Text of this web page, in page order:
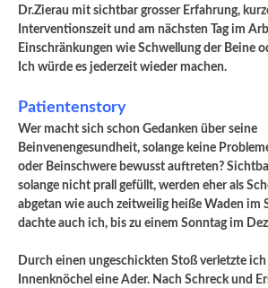
Dr.Zierau mit sichtbar grosser Erfahrung,
Interventionszeit und am nächsten Tag im
Einschränkungen wie Schwellung der Beine
Ich würde es jederzeit wieder machen.
Patientenstory
Wer macht sich schon Gedanken über seine
Beinvenengesundheit, solange keine
oder Beinschwere bewusst auftreten?
solange nicht prall gefüllt, werden eher als
abgetan wie auch zeitweilig heiße Waden im
dachte auch ich, bis zu einem Sonntag im
Durch einen ungeschickten Stoß verletzte
Innenknöchel eine Ader. Nach Schreck und